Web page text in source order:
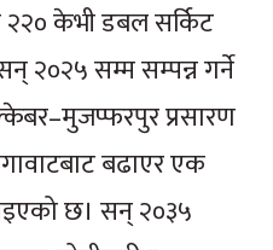
केभी डबल सर्किट
२०२५ सम्म सम्पन्न गर्ने
प्रसारण
बढाएर एक
छ। सन् २०३५